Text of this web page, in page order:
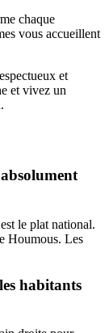
chaque
vous accueillent
et
et vivez un
le plat national.
Houmous. Les
habitants